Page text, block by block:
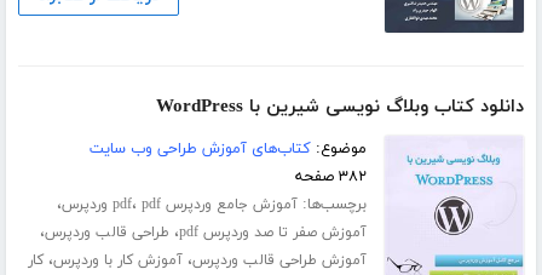
دانلود کتاب وبلاگ نویسی شیرین با WordPress
موضوع:کتاب‌های آموزش طراحی وب سایت
۳۸۲ صفحه
برچسب‌ها:آموزش جامع وردپرس pdf ، pdf وردپرس ،
آموزش صفر تا صد وردپرس pdf ، طراحی قالب وردپرس،
آموزش طراحی قالب وردپرس،آموزش کار با وردپرس،کار